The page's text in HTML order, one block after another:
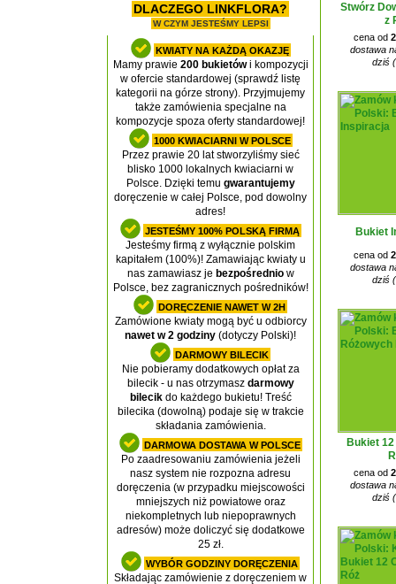
DLACZEGO LINKFLORA?
W CZYM JESTEŚMY LEPSI
KWIATY NA KAŻDĄ OKAZJĘ
Mamy prawie 200 bukietówi kompozycji
w ofercie standardowej (sprawdź listę
kategorii na górze strony). Przyjmujemy
także zamówienia specjalne na
kompozycje spoza oferty standardowej!
1000 KWIACIARNI W POLSCE
Przez prawie 20 lat stworzyliśmy sieć
blisko 1000 lokalnych kwiaciarni w
Polsce. Dzięki temu gwarantujemy
doręczenie w całej Polsce, pod dowolny
adres!
JESTEŚMY 100% POLSKĄ FIRMĄ
Jesteśmy firmą z wyłącznie polskim
kapitałem (100%)! Zamawiając kwiaty u
nas zamawiasz je bezpośredniow
Polsce, bez zagranicznych pośredników!
DORĘCZENIE NAWET W 2H
Zamówione kwiaty mogą być u odbiorcy
nawet w 2 godziny (dotyczy Polski)!
DARMOWY BILECIK
Nie pobieramy dodatkowych opłat za
bilecik - u nas otrzymasz darmowy
bilecikdo każdego bukietu! Treść
bilecika (dowolną) podaje się w trakcie
składania zamówienia.
DARMOWA DOSTAWA W POLSCE
Po zaadresowaniu zamówienia jeżeli
nasz system nie rozpozna adresu
doręczenia (w przypadku miejscowości
mniejszych niż powiatowe oraz
niekompletnych lub niepoprawnych
adresów) może doliczyć się dodatkowe
25 zł.
WYBÓR GODZINY DORĘCZENIA
Składając zamówienie z doręczeniem w
Stwórz
z
cena od
dostawa
dziś
Bukiet
cena od
dostawa
dziś
Bukiet
cena od
dostawa
dziś